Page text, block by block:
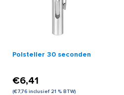
Polsteller 30 seconden
€6,41
(€7,76 inclusief 21 % BTW)